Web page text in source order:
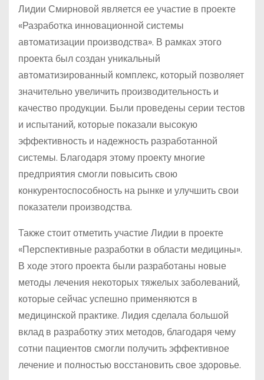
Лидии Смирновой является ее участие в проекте
«Разработка инновационной системы
автоматизации производства». В рамках этого
проекта был создан уникальный
автоматизированный комплекс, который позволяет
значительно увеличить производительность и
качество продукции. Были проведены серии тестов
и испытаний, которые показали высокую
эффективность и надежность разработанной
системы. Благодаря этому проекту многие
предприятия смогли повысить свою
конкурентоспособность на рынке и улучшить свои
показатели производства.
Также стоит отметить участие Лидии в проекте
«Перспективные разработки в области медицины».
В ходе этого проекта были разработаны новые
методы лечения некоторых тяжелых заболеваний,
которые сейчас успешно применяются в
медицинской практике. Лидия сделала большой
вклад в разработку этих методов, благодаря чему
сотни пациентов смогли получить эффективное
лечение и полностью восстановить свое здоровье.